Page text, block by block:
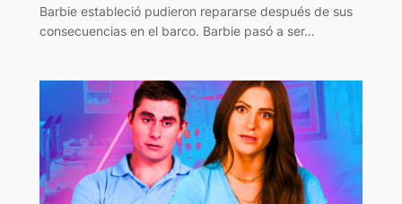
Barbie estableció pudieron repararse después de sus
consecuencias en el barco. Barbie pasó a ser…